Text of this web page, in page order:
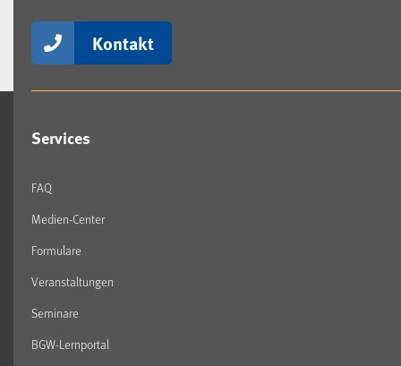
Kontakt
Services
FAQ
Medien-Center
Formulare
Veranstaltungen
Seminare
BGW-Lernportal